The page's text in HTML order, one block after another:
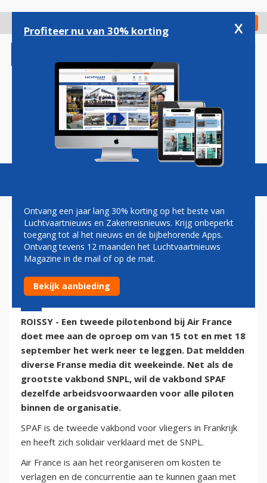
gaan
Check in
Magazine Podcasts Vacatures
TWEEDE PILOTENVAKBOND
AIR FRANCE ACHTER STAKING
7 september 2014 - 22:19 | Door:
ROISSY - Een tweede pilotenbond bij Air France
doet mee aan de oproep om van 15 tot en met 18
september het werk neer te leggen. Dat meldden
diverse Franse media dit weekeinde. Net als de
grootste vakbond SNPL, wil de vakbond SPAF
dezelfde arbeidsvoorwaarden voor alle piloten
binnen de organisatie.
SPAF is de tweede vakbond voor vliegers in Frankrijk
en heeft zich solidair verklaard met de SNPL.
Air France is aan het reorganiseren om kosten te
verlagen en de concurrentie aan te kunnen gaan met
Profiteer nu van 30% korting x
Ontvang een jaar lang 30% korting op het beste van
Luchtvaartnieuws en Zakenreisnieuws. Krijg onbeperkt
toegang tot al het nieuws en de bijbehorende Apps.
Ontvang tevens 12 maanden het Luchtvaartnieuws
Magazine in de mail of op de mat.
Bekijk aanbieding